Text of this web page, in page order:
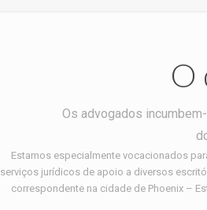
O
Os advogados
Estamos especialmente vocacionados
serviços jurídicos de apoio a diversos
correspondente na cidade de Phoenix –